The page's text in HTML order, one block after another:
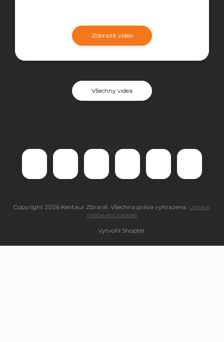
Zobrazit video
Všechny videa
Vytvořil Shoptet
Copyright 2026 Kentaur Zbraně. Všechna práva vyhrazena. Upravit
nastavení cookies